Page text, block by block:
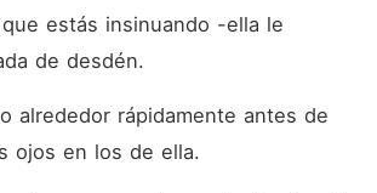
estás insinuando -ella le
de desdén.
alrededor rápidamente antes de
ojos en los de ella.